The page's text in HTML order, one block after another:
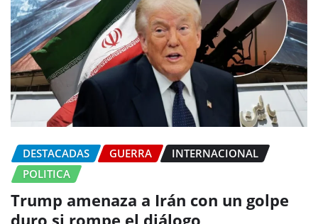
DESTACADAS GUERRA
INTERNACIONAL
POLITICA
Trump amenaza a Irán con un golpe
duro si rompe el diálogo